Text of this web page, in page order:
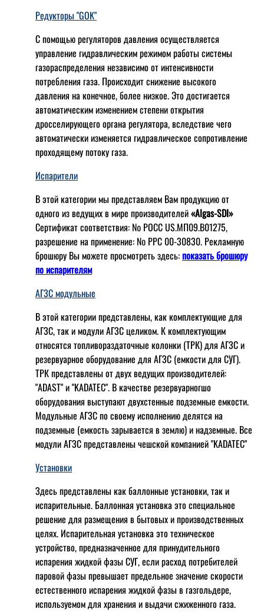
Редукторы "GOK"
С помощью регуляторов давления осуществляется
управление гидравлическим режимом работы системы
газораспределения независимо от интенсивности
потребления газа. Происходит снижение высокого
давления на конечное, более низкое. Это достигается
автоматическим изменением степени открытия
дросселирующего органа регулятора, вследствие чего
автоматически изменяется гидравлическое сопротивление
проходящему потоку газа.
Испарители
В этой категории мы представляем Вам продукцию от
одного из ведущих в мире производителей«Algas-SDI»
Сертификат соответствия: № РОСС US.МП09.В01275,
разрешение на применение: № РРС 00-30830. Рекламную
брошюру Вы можете просмотреть здесь:показать брошюру
по испарителям
АГЗС модульные
В этой категории представлены, как комплектующие для
АГЗС, так и модули АГЗС целиком. К комплектующим
относятся топливораздаточные колонки (ТРК) для АГЗС и
резервуарное оборудование для АГЗС (емкости для СУГ).
ТРК представлены от двух ведущих производителей:
"ADAST" и "KADATEC". В качестве резервуарногшо
оборудования выступают двухстенные подземные емкости.
Модульные АГЗС по своему исполнению делятся на
подземные (емкость зарывается в землю) и надземные. Все
модули АГЗС представлены чешской компанией "KADATEC"
Установки
Здесь представлены как баллонные установки, так и
испарительные. Баллонная установка это специальное
решение для размещения в бытовых и производственных
целях. Испарительная установка это техническое
устройство, предназначенное для принудительного
испарения жидкой фазы СУГ, если расход потребителей
паровой фазы превышает предельное значение скорости
естественного испарения жидкой фазы в газгольдере,
используемом для хранения и выдачи сжиженного газа.